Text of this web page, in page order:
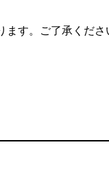
ます。ご了承くださ